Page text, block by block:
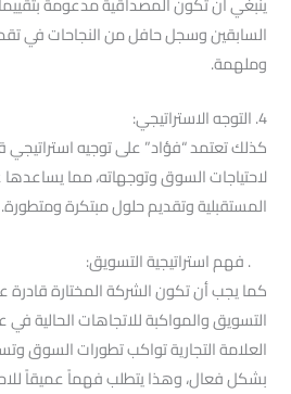
السابقين وسجل حافل من النجاحات في
وملهمة.
4. التوجه الاستراتيجي:
كذلك تعتمد “فؤاد” على توجيه
لاحتياجات السوق وتوجهاته، مما
المستقبلية وتقديم حلول مبتكرة ومتطورة.
. فهم استراتيجية التسويق:
كما يجب أن تكون الشركة المختارة قادرة
التسويق والمواكبة للاتجاهات الحالية
العلامة التجارية تواكب تطورات السوق
بشكل فعال، وهذا يتطلب فهماً عميقاً